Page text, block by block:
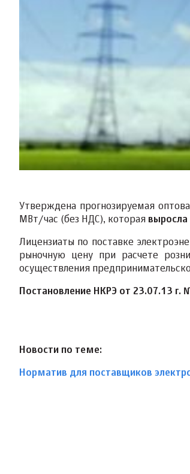
Утверждена прогнозируемая
МВт/час (без НДС), которая выросла
Лицензиаты по поставке
рыночную цену при расчете
осуществления
Постановление НКРЭ от 23.07.13 г.
Новости по теме:
Норматив для поставщиков